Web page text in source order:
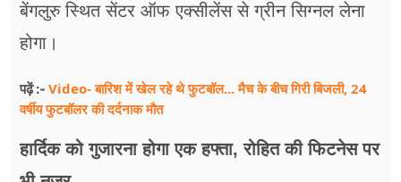
बेंगलुरु स्थित सेंटर ऑफ एक्सीलेंस से ग्रीन सिग्नल लेना
होगा।
पढ़ें :- Video- बारिश में खेल रहे थे फुटबॉल... मैच के बीच गिरी बिजली, 24
वर्षीय फुटबॉलर की दर्दनाक मौत
हार्दिक को गुजारना होगा एक हफ्ता, रोहित की फिटनेस पर